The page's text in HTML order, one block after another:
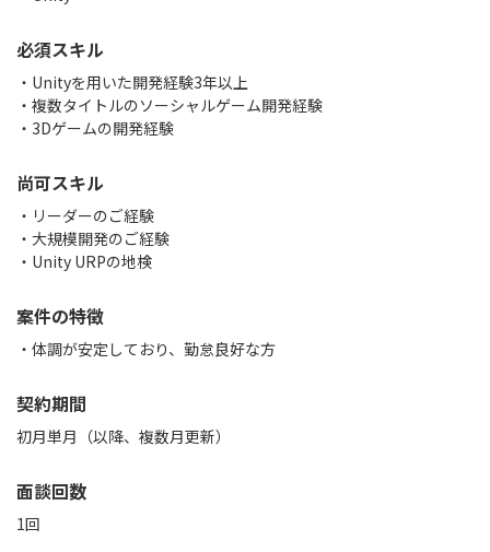
必須スキル
・Unityを用いた開発経験3年以上
・複数タイトルのソーシャルゲーム開発経験
・3Dゲームの開発経験
尚可スキル
・リーダーのご経験
・大規模開発のご経験
・Unity URPの地検
案件の特徴
・体調が安定しており、勤怠良好な方
契約期間
初月単月（以降、複数月更新）
面談回数
1回